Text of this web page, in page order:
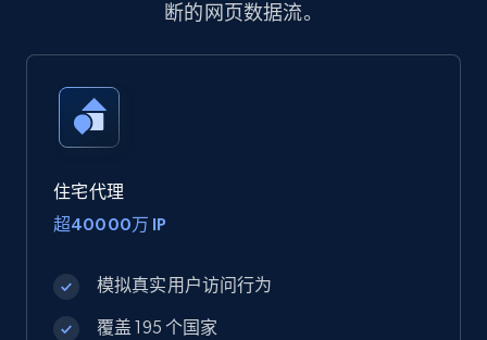
断的网页数据流。
住宅代理
超40000万 IP
模拟真实用户访问行为
覆盖 195 个国家